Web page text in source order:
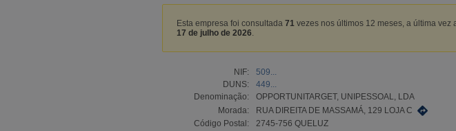
Esta empresa foi consultada 71 vezes nos últimos 12 meses, a última vez
17 de julho de 2026
NIF:
509...
DUNS:
449...
Denominação:
OPPORTUNITARGET, UNIPESSOAL, LDA
Morada:
RUA DIREITA DE MASSAMÁ, 129 LOJA C
Código Postal:
2745-756 QUELUZ